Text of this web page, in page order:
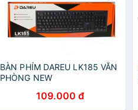
BÀN PHÍM DAREU LK185 VĂN
PHÒNG NEW
109.000 đ